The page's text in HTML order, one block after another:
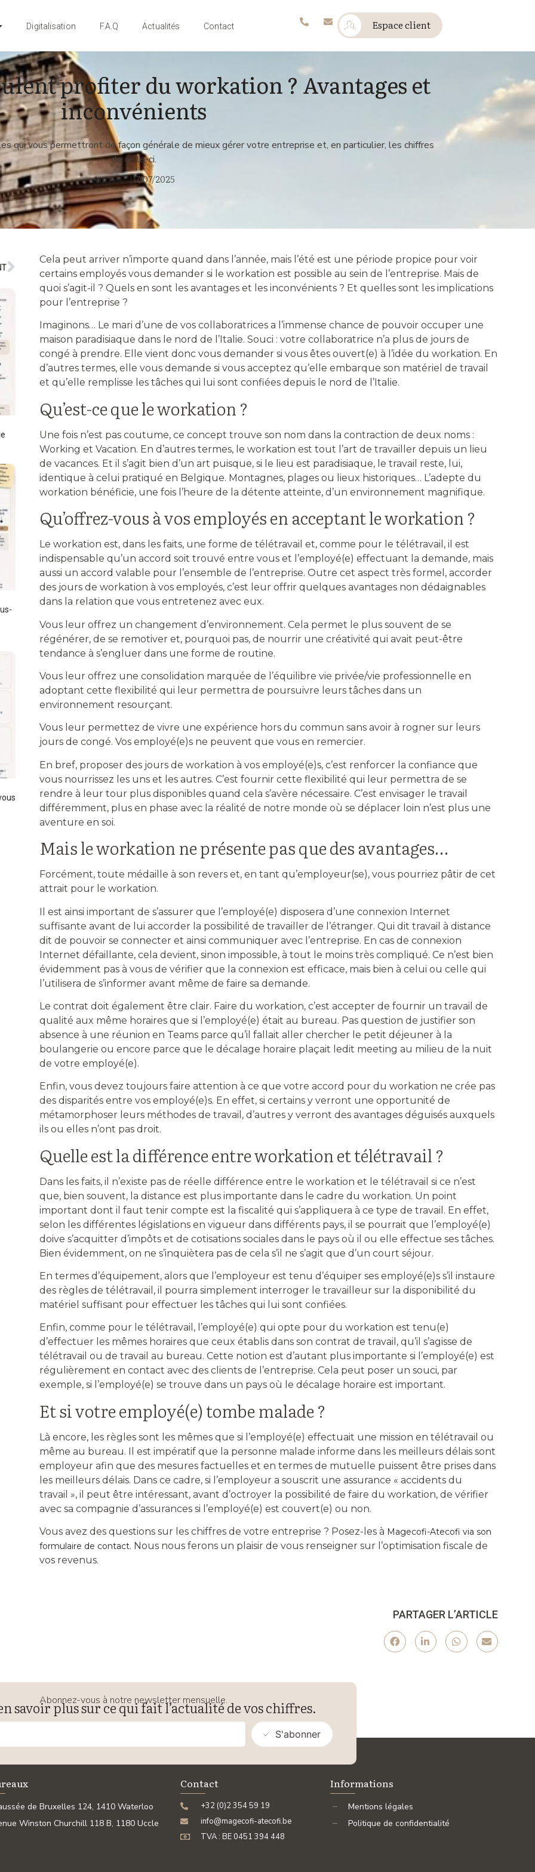
Digitalisation F.A.Q Actualités Contact Espace client
profiter du workation ? Avantages et
inconvénients
qui vous permettront de façon générale de mieux gérer votre entreprise et, en particulier, les chiffres
de celle-ci.
17/07/2025
Autres |
Cela peut arriver n’importe quand dans l’année, mais l’été est une période propice pour voir
certains employés vous demander si le workation est possible au sein de l’entreprise. Mais de
quoi s’agit-il ? Quels en sont les avantages et les inconvénients ? Et quelles sont les implications
pour l’entreprise ?
Imaginons… Le mari d’une de vos collaboratrices a l’immense chance de pouvoir occuper une
maison paradisiaque dans le nord de l’Italie. Souci : votre collaboratrice n’a plus de jours de
congé à prendre. Elle vient donc vous demander si vous êtes ouvert(e) à l’idée du workation. En
d’autres termes, elle vous demande si vous acceptez qu’elle embarque son matériel de travail
et qu’elle remplisse les tâches qui lui sont confiées depuis le nord de l’Italie.
Qu’est-ce que le workation ?
Une fois n’est pas coutume, ce concept trouve son nom dans la contraction de deux noms :
Working et Vacation. En d’autres termes, le workation est tout l’art de travailler depuis un lieu
de vacances. Et il s’agit bien d’un art puisque, si le lieu est paradisiaque, le travail reste, lui,
identique à celui pratiqué en Belgique. Montagnes, plages ou lieux historiques… L’adepte du
workation bénéficie, une fois l’heure de la détente atteinte, d’un environnement magnifique.
Qu’offrez-vous à vos employés en acceptant le workation ?
Le workation est, dans les faits, une forme de télétravail et, comme pour le télétravail, il est
indispensable qu’un accord soit trouvé entre vous et l’employé(e) effectuant la demande, mais
aussi un accord valable pour l’ensemble de l’entreprise. Outre cet aspect très formel, accorder
des jours de workation à vos employés, c’est leur offrir quelques avantages non dédaignables
dans la relation que vous entretenez avec eux.
Vous leur offrez un changement d’environnement. Cela permet le plus souvent de se
régénérer, de se remotiver et, pourquoi pas, de nourrir une créativité qui avait peut-être
tendance à s’engluer dans une forme de routine.
Vous leur offrez une consolidation marquée de l’équilibre vie privée/vie professionnelle en
adoptant cette flexibilité qui leur permettra de poursuivre leurs tâches dans un
environnement resourçant.
Vous leur permettez de vivre une expérience hors du commun sans avoir à rogner sur leurs
jours de congé. Vos employé(e)s ne peuvent que vous en remercier.
En bref, proposer des jours de workation à vos employé(e)s, c’est renforcer la confiance que
vous nourrissez les uns et les autres. C’est fournir cette flexibilité qui leur permettra de se
rendre à leur tour plus disponibles quand cela s’avère nécessaire. C’est envisager le travail
différemment, plus en phase avec la réalité de notre monde où se déplacer loin n’est plus une
aventure en soi.
Mais le workation ne présente pas que des avantages…
Forcément, toute médaille à son revers et, en tant qu’employeur(se), vous pourriez pâtir de cet
attrait pour le workation.
Il est ainsi important de s’assurer que l’employé(e) disposera d’une connexion Internet
suffisante avant de lui accorder la possibilité de travailler de l’étranger. Qui dit travail à distance
dit de pouvoir se connecter et ainsi communiquer avec l’entreprise. En cas de connexion
Internet défaillante, cela devient, sinon impossible, à tout le moins très compliqué. Ce n’est bien
évidemment pas à vous de vérifier que la connexion est efficace, mais bien à celui ou celle qui
l’utilisera de s’informer avant même de faire sa demande.
Le contrat doit également être clair. Faire du workation, c’est accepter de fournir un travail de
qualité aux même horaires que si l’employé(e) était au bureau. Pas question de justifier son
absence à une réunion en Teams parce qu’il fallait aller chercher le petit déjeuner à la
boulangerie ou encore parce que le décalage horaire plaçait ledit meeting au milieu de la nuit
de votre employé(e).
Enfin, vous devez toujours faire attention à ce que votre accord pour du workation ne crée pas
des disparités entre vos employé(e)s. En effet, si certains y verront une opportunité de
métamorphoser leurs méthodes de travail, d’autres y verront des avantages déguisés auxquels
ils ou elles n’ont pas droit.
Quelle est la différence entre workation et télétravail ?
Dans les faits, il n’existe pas de réelle différence entre le workation et le télétravail si ce n’est
que, bien souvent, la distance est plus importante dans le cadre du workation. Un point
important dont il faut tenir compte est la fiscalité qui s’appliquera à ce type de travail. En effet,
selon les différentes législations en vigueur dans différents pays, il se pourrait que l’employé(e)
doive s’acquitter d’impôts et de cotisations sociales dans le pays où il ou elle effectue ses tâches.
Bien évidemment, on ne s’inquiètera pas de cela s’il ne s’agit que d’un court séjour.
En termes d’équipement, alors que l’employeur est tenu d’équiper ses employé(e)s s’il instaure
des règles de télétravail, il pourra simplement interroger le travailleur sur la disponibilité du
matériel suffisant pour effectuer les tâches qui lui sont confiées.
Enfin, comme pour le télétravail, l’employé(e) qui opte pour du workation est tenu(e)
d’effectuer les mêmes horaires que ceux établis dans son contrat de travail, qu’il s’agisse de
télétravail ou de travail au bureau. Cette notion est d’autant plus importante si l’employé(e) est
régulièrement en contact avec des clients de l’entreprise. Cela peut poser un souci, par
exemple, si l’employé(e) se trouve dans un pays où le décalage horaire est important.
Et si votre employé(e) tombe malade ?
Là encore, les règles sont les mêmes que si l’employé(e) effectuait une mission en télétravail ou
même au bureau. Il est impératif que la personne malade informe dans les meilleurs délais sont
employeur afin que des mesures factuelles et en termes de mutuelle puissent être prises dans
les meilleurs délais. Dans ce cadre, si l’employeur a souscrit une assurance « accidents du
travail », il peut être intéressant, avant d’octroyer la possibilité de faire du workation, de vérifier
avec sa compagnie d’assurances si l’employé(e) est couvert(e) ou non.
Vous avez des questions sur les chiffres de votre entreprise ? Posez-les à Magecofi-Atecofi via son
formulaire de contact. Nous nous ferons un plaisir de vous renseigner sur l’optimisation fiscale de
vos revenus.
PARTAGER L’ARTICLE
Abonnez-vous à notre newsletter mensuelle.
savoir plus sur ce qui fait l’actualité de vos chiffres.
S'abonner
de Bruxelles 124, 1410 Waterloo
Winston Churchill 118 B, 1180 Uccle
Contact
+32 (0)2 354 59 19
info@magecofi-atecofi.be
TVA : BE 0451 394 448
Informations
Mentions légales
Politique de confidentialité